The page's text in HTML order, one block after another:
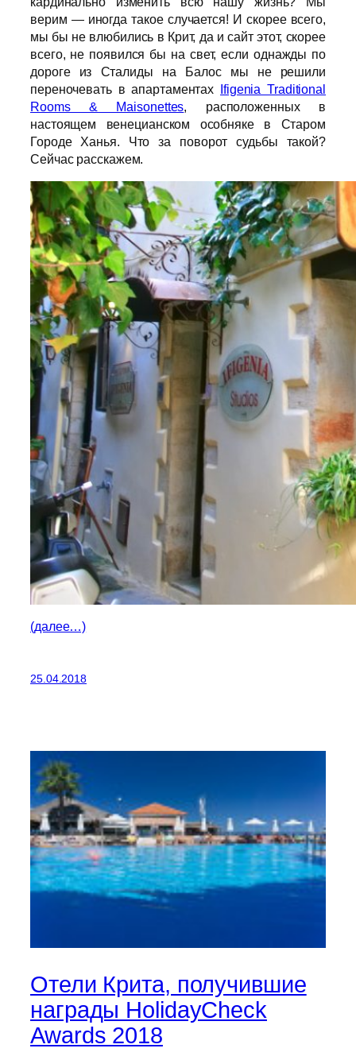
верим — иногда такое случается! И скорее всего,
мы бы не влюбились в Крит, да и сайт этот, скорее
всего, не появился бы на свет, если однажды по
дороге из Сталиды на Балос мы не решили
переночевать в апартаментах
Ifigenia Traditional
Rooms & Maisonettes, расположенных в
настоящем венецианском особняке в Старом
Городе Ханья. Что за поворот судьбы такой?
Сейчас расскажем.
(далее…)
25.04.2018
Отели Крита, получившие
награды HolidayCheck
Awards 2018